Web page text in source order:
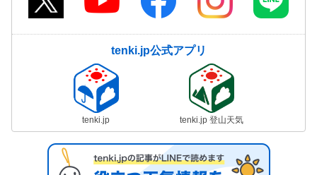
tenki.jp公式アプリ
tenki.jp tenki.jp 登山天気